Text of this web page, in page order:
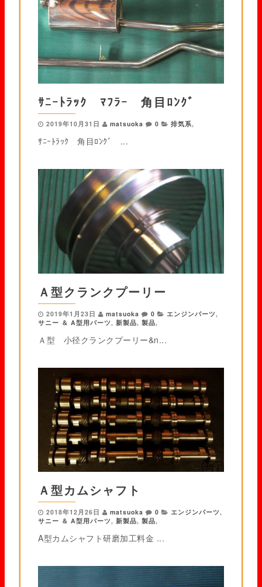
ｻﾆｰﾄﾗｯｸ ﾏﾌﾗｰ 角目ﾛﾝｸﾞ
2019年10月31日 matsuoka 0 排気系,
ｻﾆｰﾄﾗｯｸ 角目ﾛﾝｸﾞ ...
Ａ型クランクプーリー
2019年1月23日 matsuoka 0 エンジンパーツ ,
サニー ＆ A型用パーツ , 新製品, 製品,
Ａ型 小径クランクプーリー&n...
Ａ型カムシャフト
2018年12月26日 matsuoka 0 エンジンパーツ,
サニー ＆ A型用パーツ, 新製品, 製品,
A型カムシャフト研磨加工料金 ...